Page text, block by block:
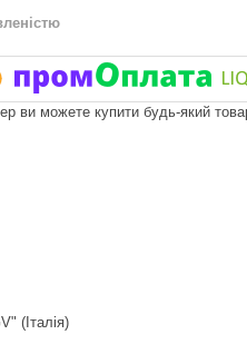
ви можете купити будь-який
(Італія)